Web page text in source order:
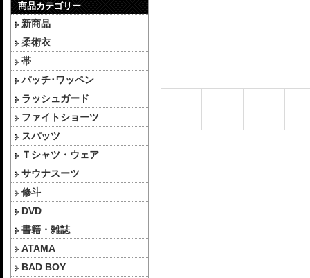
商品カテゴリー
新商品
柔術衣
帯
パッチ･ワッペン
ラッシュガード
ファイトショーツ
スパッツ
Ｔシャツ・ウェア
サウナスーツ
修斗
DVD
書籍・雑誌
ATAMA
BAD BOY